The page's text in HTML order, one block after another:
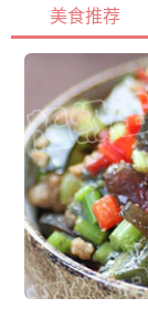
美食推荐